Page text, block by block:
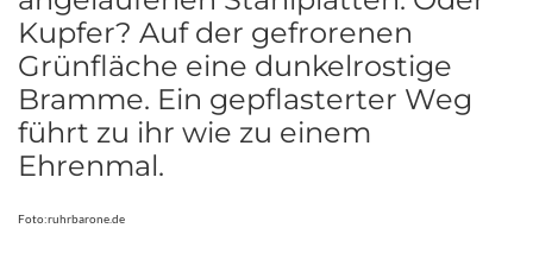
Kupfer? Auf der gefrorenen
Grünfläche eine dunkelrostige
Bramme. Ein gepflasterter Weg
führt zu ihr wie zu einem
Ehrenmal.
Foto:ruhrbarone.de